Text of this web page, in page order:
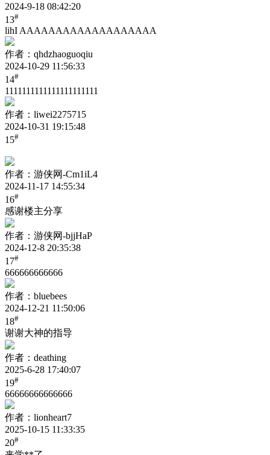
2024-9-18 08:42:20
13#
lihI AAAAAAAAAAAAAAAAAAA
作者：qhdzhaoguoqiu
2024-10-29 11:56:33
14#
1111111111111111111111
作者：liwei2275715
2024-10-31 19:15:48
15#
作者：游侠网-Cm1iL4
2024-11-17 14:55:34
16#
感谢楼主分享
作者：游侠网-bjjHaP
2024-12-8 20:35:38
17#
666666666666
作者：bluebees
2024-12-21 11:50:06
18#
谢谢大神的指导
作者：deathing
2025-6-28 17:40:07
19#
66666666666666
作者：lionheart7
2025-10-15 11:33:35
20#